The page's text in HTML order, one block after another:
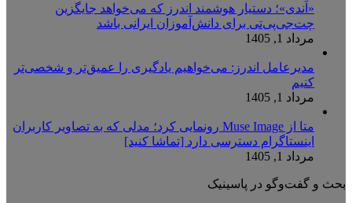
«اَندی»؛ دستیار هوشمند اندرز که می‌خواهد جایگزین
چت‌جی‌پی‌تی برای دانش‌آموزان ایرانی باشد
مرداد 1, 1405
مدیرعامل اندرز: می‌خواهیم یادگیری را عمیق‌تر و شخصی‌تر
کنیم
مرداد 1, 1405
متا از Muse Image رونمایی کرد؛ مدلی که به تصاویر کاربران
اینستاگرام دسترسی دارد [تماشا کنید]
مرداد 1, 1405
بحث و گفت‌وگو در پاسینیک